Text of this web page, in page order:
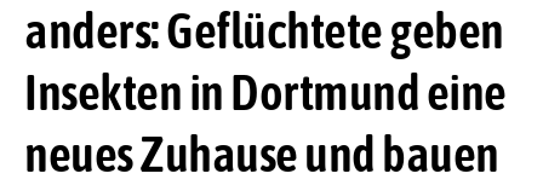
anders: Geflüchtete geben
Insekten in Dortmund eine
neues Zuhause und bauen